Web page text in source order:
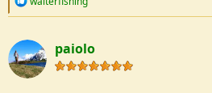
interno 95mm, diametro esterno sui
Lo stand "da freddo" sembrava stabile
calore della fiamma si è resa conto che
sotto il peso della gavetta colma
c
t
i
o
paiolo